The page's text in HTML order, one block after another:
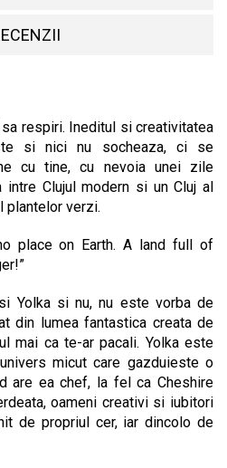
respiri. Ineditul si creativitatea
si nici nu socheaza, ci se
cu tine, cu nevoia unei zile
intre Clujul modern si un Cluj al
plantelor verzi.
place on Earth. A land full of
Yolka si nu, nu este vorba de
din lumea fantastica creata de
mai ca te-ar pacali. Yolka este
micut care gazduieste o
are ea chef, la fel ca Cheshire
oameni creativi si iubitori
de propriul cer, iar dincolo de